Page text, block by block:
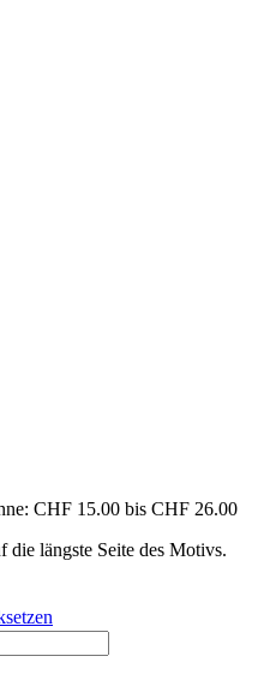
CHF 15.00 bis CHF 26.00
die längste Seite des Motivs.